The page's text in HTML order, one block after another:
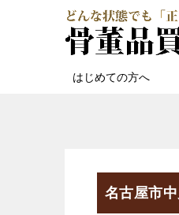
はじめての方へ
名古屋市